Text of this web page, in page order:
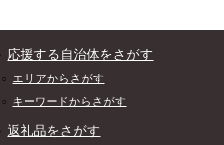
応援する自治体をさがす
エリアからさがす
キーワードからさがす
返礼品をさがす